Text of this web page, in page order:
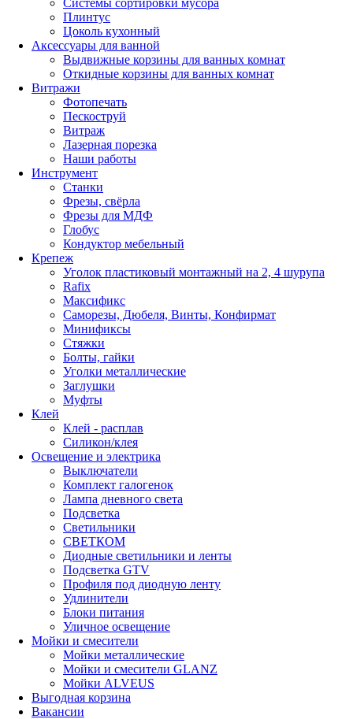
Плинтус
Цоколь кухонный
Аксессуары для ванной
Выдвижные корзины для ванных комнат
Откидные корзины для ванных комнат
Витражи
Фотопечать
Пескоструй
Витраж
Лазерная порезка
Наши работы
Инструмент
Станки
Фрезы, свёрла
Фрезы для МДФ
Глобус
Кондуктор мебельный
Крепеж
Уголок пластиковый монтажный на 2, 4 шурупа
Rafix
Максификс
Саморезы, Дюбеля, Винты, Конфирмат
Минификсы
Стяжки
Болты, гайки
Уголки металлические
Заглушки
Муфты
Клей
Клей - расплав
Силикон/клея
Освещение и электрика
Выключатели
Комплект галогенок
Лампа дневного света
Подсветка
Светильники
СВЕТКОМ
Диодные светильники и ленты
Подсветка GTV
Профиля под диодную ленту
Удлинители
Блоки питания
Уличное освещение
Мойки и смесители
Мойки металлические
Мойки и смесители GLANZ
Мойки ALVEUS
Выгодная корзина
Вакансии